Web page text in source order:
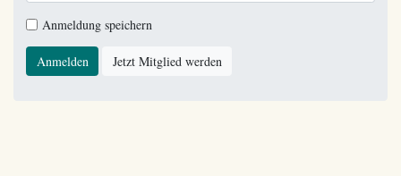
Anmeldung speichern
Anmelden Jetzt Mitglied werden